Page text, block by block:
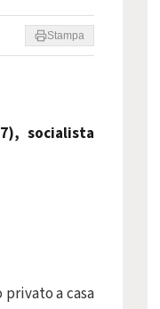
Stampa
socialista
a casa